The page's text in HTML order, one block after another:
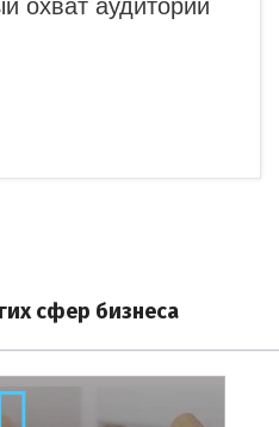
охват аудитории
сфер бизнеса